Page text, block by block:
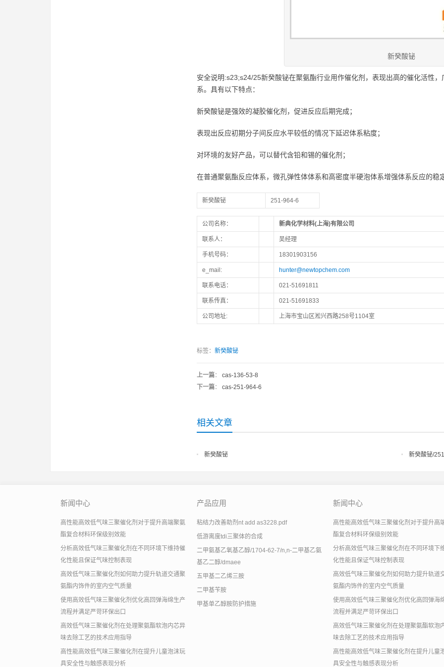
新癸酸铋
安全说明:s23;s24/25新癸酸铋在聚氨酯行业用作催化剂，表现出高的催化活性
系。具有以下特点：
新癸酸铋是强效的凝胶催化剂，促进反应后期完成；
表现出反应初期分子间反应水平较低的情况下延迟体系粘度；
对环境的友好产品，可以替代含铅和锡的催化剂；
在普通聚氨酯反应体系，微孔弹性体体系和高密度半硬泡体系增强体系反应的稳
新癸酸铋 251-964-6
公司名称： 新典化学材料(上海)有限公司
联系人： 吴经理
手机号码： 18301903156
e_mail: hunter@newtopchem.com
联系电话： 021-51691811
联系传真： 021-51691833
公司地址: 上海市宝山区淞兴西路258号1104室
标签： 新癸酸铋
上一篇： cas-136-53-8
下一篇： cas-251-964-6
相关文章
新癸酸铋 新癸酸铋/
新闻中心
高性能高效低气味三聚催化剂对于提升高端聚氨
酯复合材料环保级别效能
分析高效低气味三聚催化剂在不同环境下维持催
化性能且保证气味控制表现
高效低气味三聚催化剂如何助力提升轨道交通聚
氨酯内饰件的室内空气质量
使用高效低气味三聚催化剂优化高回弹海绵生产
流程并满足严苛环保出口
高效低气味三聚催化剂在处理聚氨酯软泡内芯异
味去除工艺的技术应用指导
高性能高效低气味三聚催化剂在提升儿童泡沫玩
具安全性与触感表现分析
产品应用
粘结力改善助剂nt add as3228.pdf
低游离度tdi三聚体的合成
二甲氨基乙氧基乙醇/1704-62-7/n,n-二甲基乙氨
基乙二醇/dmaee
五甲基二乙烯三胺
二甲基苄胺
甲基单乙醇胺防护措施
新闻中心
高性能高效低气味三聚催化剂对于提升高
酯复合材料环保级别效能
分析高效低气味三聚催化剂在不同环境下
化性能且保证气味控制表现
高效低气味三聚催化剂如何助力提升轨道
氨酯内饰件的室内空气质量
使用高效低气味三聚催化剂优化高回弹海
流程并满足严苛环保出口
高效低气味三聚催化剂在处理聚氨酯软泡
味去除工艺的技术应用指导
高性能高效低气味三聚催化剂在提升儿童
具安全性与触感表现分析